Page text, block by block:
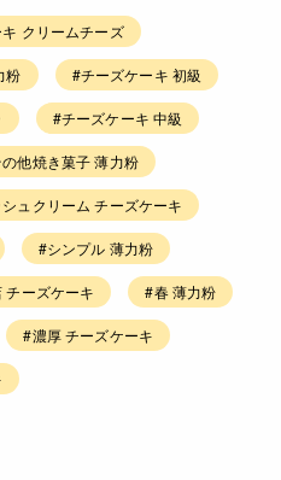
クリームチーズ
粉 #チーズケーキ 初級
#チーズケーキ 中級
他焼き菓子 薄力粉
ュクリーム チーズケーキ
#シンプル 薄力粉
チーズケーキ #春 薄力粉
#濃厚 チーズケーキ